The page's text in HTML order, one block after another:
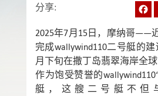
分享:
2025年7月15日，摩纳哥——
完成wallywind110二号艇的
月下旬在撒丁岛翡翠海岸全球
作为饱受赞誉的
艇，这艘二号艇不但